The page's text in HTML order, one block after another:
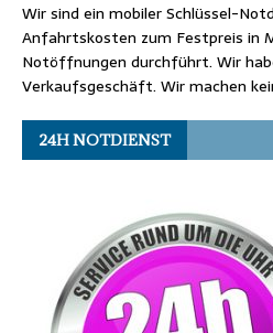
Wir sind ein mobiler Schlüssel-
Anfahrtskosten zum Festpreis in
Notöffnungen durchführt. Wir
Verkaufsgeschäft. Wir machen
24H NOTDIENST